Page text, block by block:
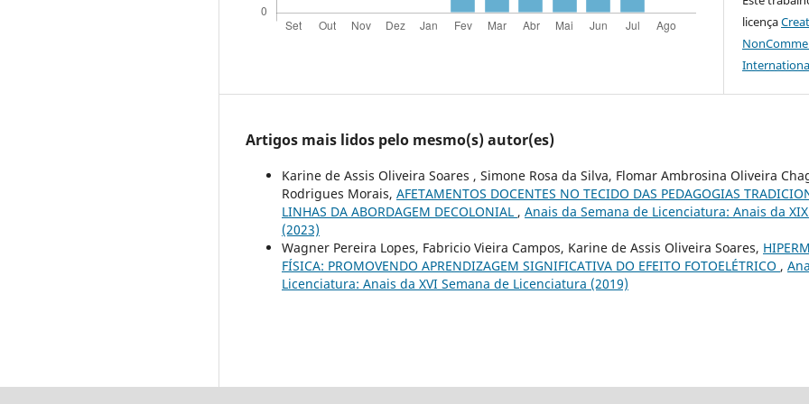
licença
Artigos mais lidos pelo mesmo(s) autor(es)
Karine de Assis Oliveira Soares , Simone Rosa da Silva, Flomar Ambrosina Oliveira
Rodrigues Morais, AFETAMENTOS DOCENTES NO TECIDO DAS PEDAGOGIAS
LINHAS DA ABORDAGEM DECOLONIAL , Anais da Semana de Licenciatura: Anais da
(2023)
Wagner Pereira Lopes, Fabricio Vieira Campos, Karine de Assis Oliveira Soares,
FÍSICA: PROMOVENDO APRENDIZAGEM SIGNIFICATIVA DO EFEITO FOTOELÉTRICO ,
Licenciatura: Anais da XVI Semana de Licenciatura (2019)